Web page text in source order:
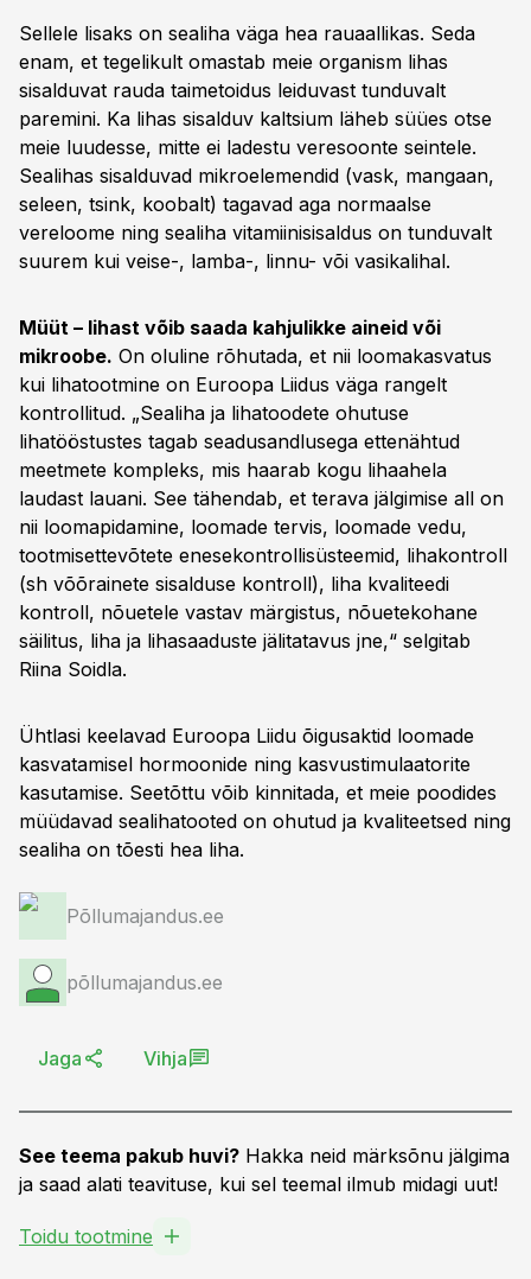
Sellele lisaks on sealiha väga hea rauaallikas. Seda
enam, et tegelikult omastab meie organism lihas
sisalduvat rauda taimetoidus leiduvast tunduvalt
paremini. Ka lihas sisalduv kaltsium läheb süües otse
meie luudesse, mitte ei ladestu veresoonte seintele.
Sealihas sisalduvad mikroelemendid (vask, mangaan,
seleen, tsink, koobalt) tagavad aga normaalse
vereloome ning sealiha vitamiinisisaldus on tunduvalt
suurem kui veise-, lamba-, linnu- või vasikalihal.
Müüt – lihast võib saada kahjulikke aineid või
mikroobe. On oluline rõhutada, et nii loomakasvatus
kui lihatootmine on Euroopa Liidus väga rangelt
kontrollitud. „Sealiha ja lihatoodete ohutuse
lihatööstustes tagab seadusandlusega ettenähtud
meetmete kompleks, mis haarab kogu lihaahela
laudast lauani. See tähendab, et terava jälgimise all on
nii loomapidamine, loomade tervis, loomade vedu,
tootmisettevõtete enesekontrollisüsteemid, lihakontroll
(sh võõrainete sisalduse kontroll), liha kvaliteedi
kontroll, nõuetele vastav märgistus, nõuetekohane
säilitus, liha ja lihasaaduste jälitatavus jne,“ selgitab
Riina Soidla.
Ühtlasi keelavad Euroopa Liidu õigusaktid loomade
kasvatamisel hormoonide ning kasvustimulaatorite
kasutamise. Seetõttu võib kinnitada, et meie poodides
müüdavad sealihatooted on ohutud ja kvaliteetsed ning
sealiha on tõesti hea liha.
Põllumajandus.ee
põllumajandus.ee
Jaga Vihja
See teema pakub huvi? Hakka neid märksõnu jälgima
ja saad alati teavituse, kui sel teemal ilmub midagi uut!
Toidu tootmine